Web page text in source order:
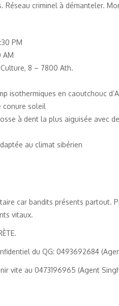
Réseau criminel à démanteler.
PM
AM
8 – 7800 Ath.
isothermiques en caoutchouc
conure soleil
à dent la plus aiguisée avec
au climat sibérien
car bandits présents partout.
vitaux.
du QG: 0493692684
vite au 0473196965 (Agent